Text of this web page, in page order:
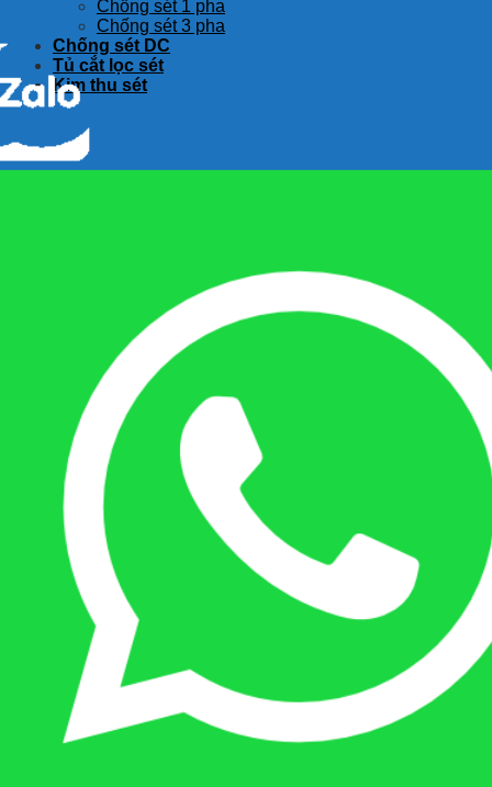
Chống sét 1 pha
Chống sét 3 pha
Chống sét DC
Tủ cắt lọc sét
Kim thu sét